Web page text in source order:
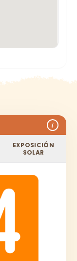
i
EXPOSICIÓN
SOLAR